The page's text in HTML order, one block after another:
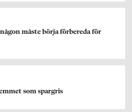
måste börja förbereda för
som spargris